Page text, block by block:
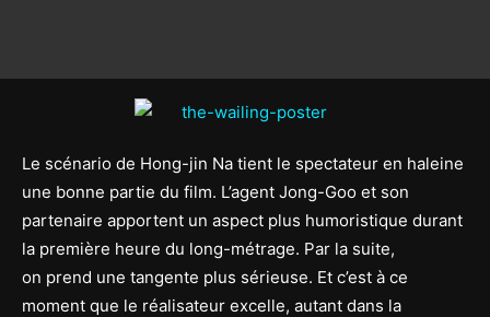
Le scénario de Hong-jin Na tient le spectateur en haleine
une bonne partie du film. L’agent Jong-Goo et son
partenaire apportent un aspect plus humoristique durant
la première heure du long-métrage. Par la suite,
on prend une tangente plus sérieuse. Et c’est à ce
moment que le réalisateur excelle, autant dans la